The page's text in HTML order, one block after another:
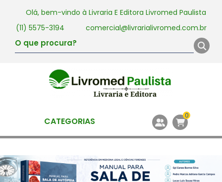
Olá, bem-vindo à Livraria E Editora Livromed Paulista
(11) 5575-3194
comercial@livrarialivromed.com.br
CATEGORIAS 0